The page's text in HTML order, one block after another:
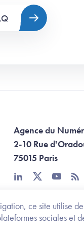
ce site utilise
sociales et
Agence du
2-10 Rue
75015 Paris
linkedintwitteryoutube
rss